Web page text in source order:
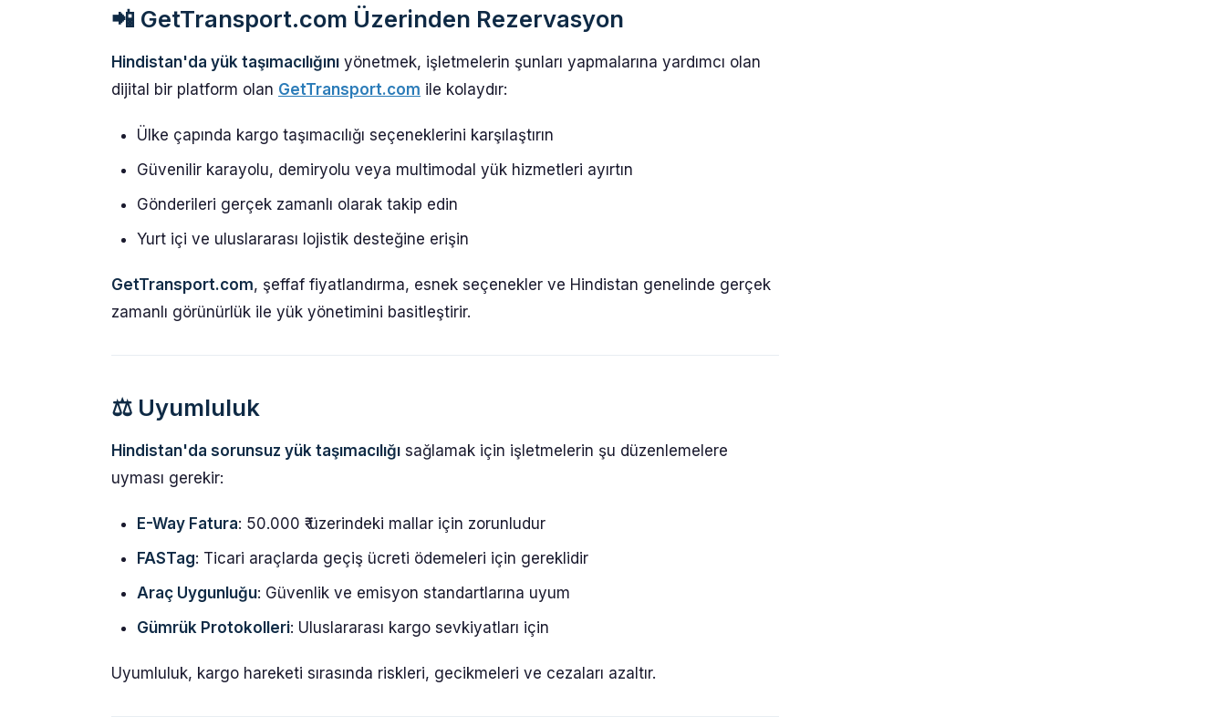
📲 GetTransport.com Üzerinden Rezervasyon
Hindistan'da yük taşımacılığını yönetmek, işletmelerin şunları yapmalarına yardımcı olan
dijital bir platform olan GetTransport.com ile kolaydır:
Ülke çapında kargo taşımacılığı seçeneklerini karşılaştırın
Güvenilir karayolu, demiryolu veya multimodal yük hizmetleri ayırtın
Gönderileri gerçek zamanlı olarak takip edin
Yurt içi ve uluslararası lojistik desteğine erişin
GetTransport.com, şeffaf fiyatlandırma, esnek seçenekler ve Hindistan genelinde gerçek
zamanlı görünürlük ile yük yönetimini basitleştirir.
⚖️ Uyumluluk
Hindistan'da sorunsuz yük taşımacılığı sağlamak için işletmelerin şu düzenlemelere
uyması gerekir:
E-Way Fatura: 50.000 ₹ üzerindeki mallar için zorunludur
FASTag: Ticari araçlarda geçiş ücreti ödemeleri için gereklidir
Araç Uygunluğu: Güvenlik ve emisyon standartlarına uyum
Gümrük Protokolleri: Uluslararası kargo sevkiyatları için
Uyumluluk, kargo hareketi sırasında riskleri, gecikmeleri ve cezaları azaltır.